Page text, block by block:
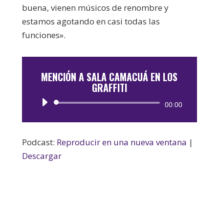
buena, vienen músicos de renombre y
estamos agotando en casi todas las
funciones».
MENCIÓN A SALA CAMACUÁ EN LOS
GRAFFITI
Reproductor
00:00
Podcast: Reproducir en una nueva ventana |
Descargar